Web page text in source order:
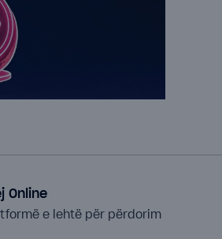
Online
e lehtë për përdorim